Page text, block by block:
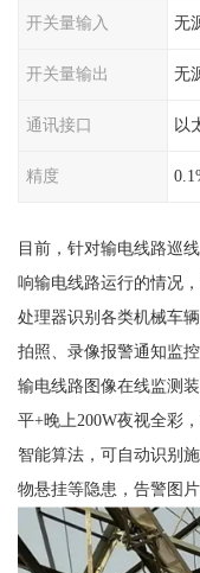
开关量输入 无
开关量输出 无
通讯接口 以
精度
目前，针对输电线路巡
响输电线路运行的情况
处理器识别各类机械车
拍照、录像报警通知监
输电线路图像在线监测
平+晚上200W夜视全彩
智能算法，可自动识别
物悬挂等隐患，告警图片